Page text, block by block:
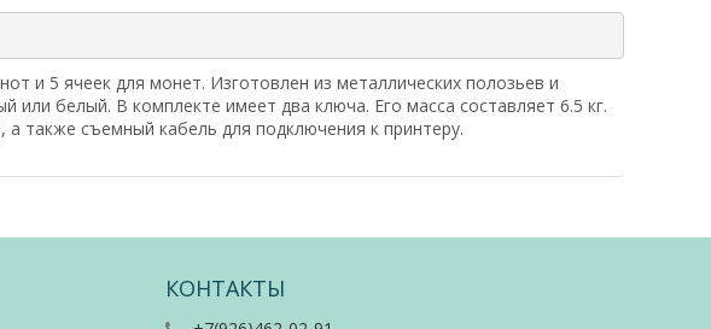
и 5 ячеек для монет. Изготовлен из металлических полозьев и
или белый. В комплекте имеет два ключа. Его масса составляет 6.5 кг.
также съемный кабель для подключения к принтеру.
КОНТАКТЫ